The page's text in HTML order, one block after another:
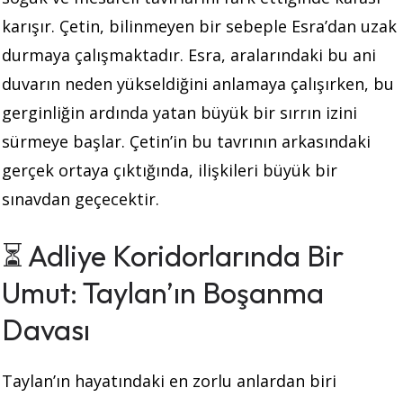
karışır. Çetin, bilinmeyen bir sebeple Esra’dan uzak
durmaya çalışmaktadır. Esra, aralarındaki bu ani
duvarın neden yükseldiğini anlamaya çalışırken, bu
gerginliğin ardında yatan büyük bir sırrın izini
sürmeye başlar. Çetin’in bu tavrının arkasındaki
gerçek ortaya çıktığında, ilişkileri büyük bir
sınavdan geçecektir.
⏳ Adliye Koridorlarında Bir
Umut: Taylan’ın Boşanma
Davası
Taylan’ın hayatındaki en zorlu anlardan biri